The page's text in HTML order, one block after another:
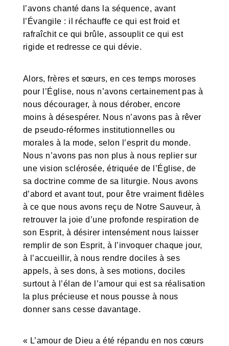
l’avons chanté dans la séquence, avant
l’Évangile : il réchauffe ce qui est froid et
rafraîchit ce qui brûle, assouplit ce qui est
rigide et redresse ce qui dévie.
Alors, frères et sœurs, en ces temps moroses
pour l’Église, nous n’avons certainement pas à
nous décourager, à nous dérober, encore
moins à désespérer. Nous n’avons pas à rêver
de pseudo-réformes institutionnelles ou
morales à la mode, selon l’esprit du monde.
Nous n’avons pas non plus à nous replier sur
une vision sclérosée, étriquée de l’Église, de
sa doctrine comme de sa liturgie. Nous avons
d’abord et avant tout, pour être vraiment fidèles
à ce que nous avons reçu de Notre Sauveur, à
retrouver la joie d’une profonde respiration de
son Esprit, à désirer intensément nous laisser
remplir de son Esprit, à l’invoquer chaque jour,
à l’accueillir, à nous rendre dociles à ses
appels, à ses dons, à ses motions, dociles
surtout à l’élan de l’amour qui est sa réalisation
la plus précieuse et nous pousse à nous
donner sans cesse davantage.
« L’amour de Dieu a été répandu en nos cœurs